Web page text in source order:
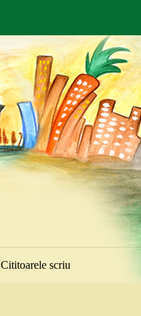
Cititoarele scriu